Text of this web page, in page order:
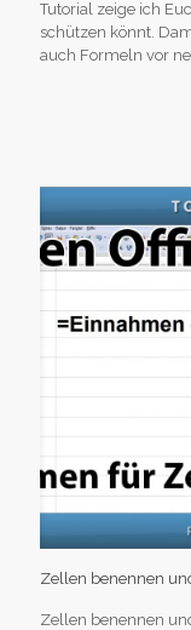
Tutorial zeige ich
schützen könnt.
auch Formeln vor
Zellen benennen
Zellen benennen